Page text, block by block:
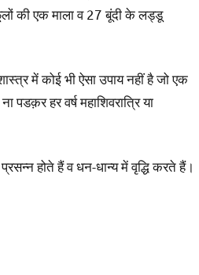
की एक माला व 27 बूंदी के लड्डू
में कोई भी ऐसा उपाय नहीं है जो एक
हर वर्ष महाशिवरात्रि या
होते हैं व धन-धान्य में वृद्धि करते हैं।